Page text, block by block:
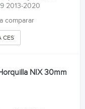
2013-2020
comparar
NIX 30mm